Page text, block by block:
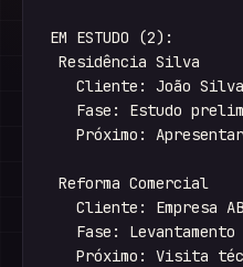
EM ESTUDO (2):
Residência Silva
   Cliente: João Silva
Fase: Estudo
Próximo:
Reforma Comercial
Cliente: Empresa
   Fase: Levantamento
Próximo: Visita